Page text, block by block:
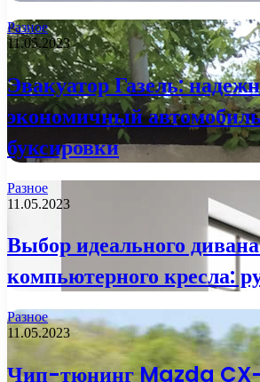
Разное
11.05.2023
Эвакуатор Газель:
экономичный
буксировки
Разное
11.05.2023
Выбор идеального
компьютерного кресла:
Разное
11.05.2023
Чип-тюнинг Mazda